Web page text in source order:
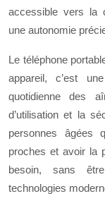
accessible vers la
une autonomie
Le téléphone
appareil, c’est
quotidienne des
d’utilisation et la
personnes âgées
proches et avoir la
besoin, sans
technologies